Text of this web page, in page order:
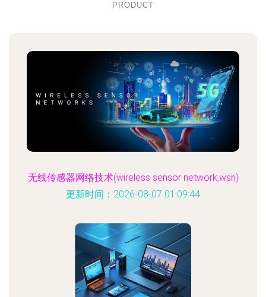
PRODUCT
无线传感器网络技术(wireless sensor network,wsn)
更新时间：2026-08-07 01:09:44